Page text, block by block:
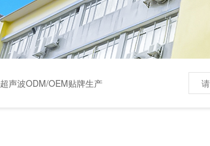
超声波ODM/OEM贴牌生产